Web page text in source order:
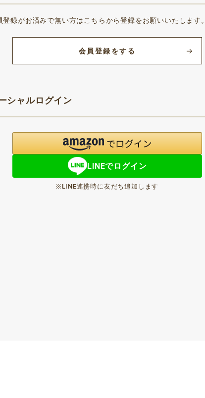
登録がお済みで無い方はこちらから登録をお願いいたします。
会員登録をする
シャルログイン
LINEでログイン
※LINE連携時に友だち追加します